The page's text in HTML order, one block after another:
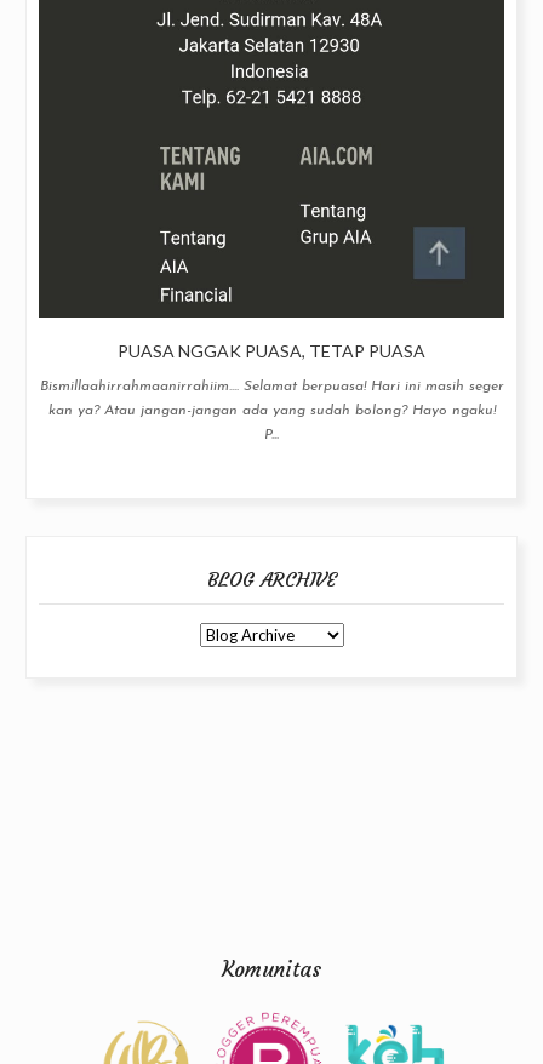
PUASA NGGAK PUASA, TETAP PUASA
Bismillaahirrahmaanirrahiim.... Selamat berpuasa! Hari ini masih seger
kan ya? Atau jangan-jangan ada yang sudah bolong? Hayo ngaku!
P...
BLOG ARCHIVE
Komunitas